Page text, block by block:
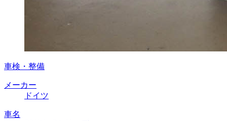
車検・整備
メーカー
ドイツ
車名